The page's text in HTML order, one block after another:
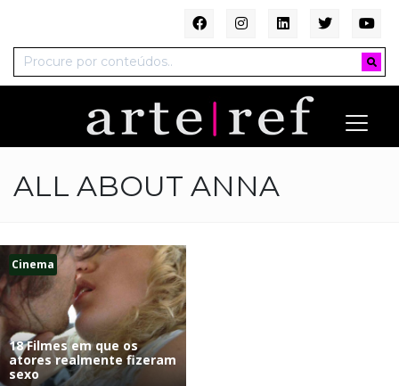
ALL ABOUT ANNA
Cinema
18 Filmes em que os
atores realmente fizeram
sexo